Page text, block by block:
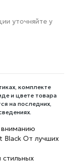
уточняйте у
комплекте
и цвете товара
на последних,
вниманию
Black От лучших